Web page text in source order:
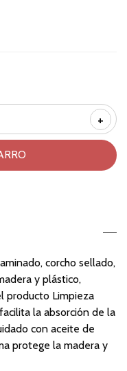
+
corcho sellado,
y plástico,
producto Limpieza
la absorción de la
con aceite de
protege la madera y